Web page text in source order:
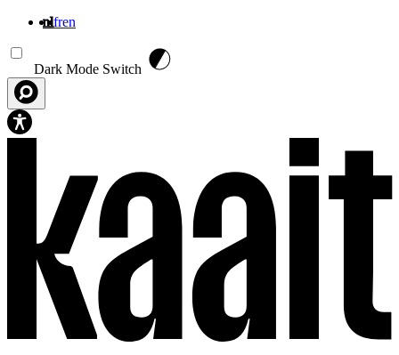
nlfren
Dark Mode Switch